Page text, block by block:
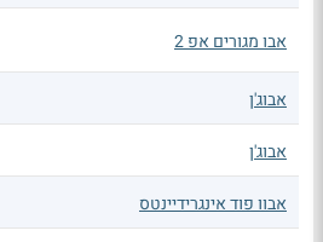
אבו מגורים אפ 2
אבוג'ן
אבוג'ן
אבוו פוד אינגרידיינטס